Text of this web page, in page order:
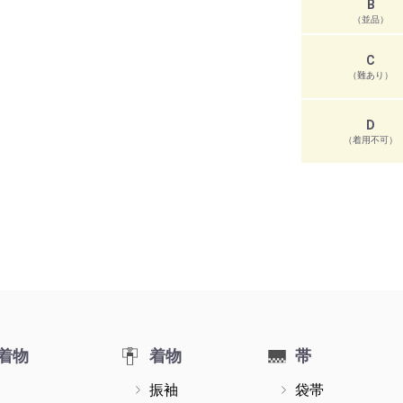
B
（並品）
C
（難あり）
D
（着用不可）
物 着物
振袖
帯
袋帯